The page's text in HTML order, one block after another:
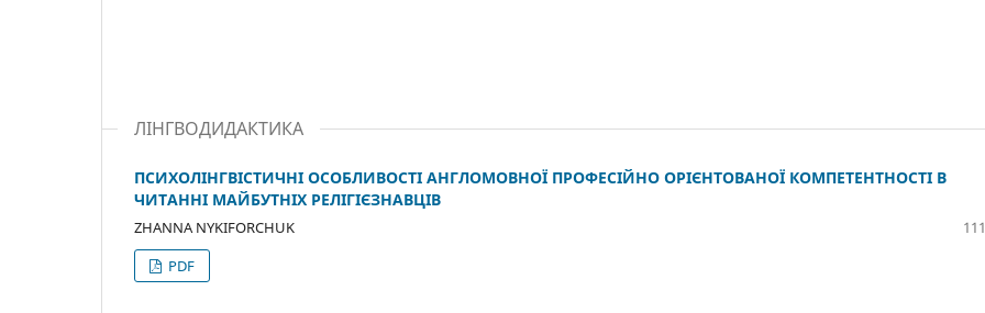
ЛІНГВОДИДАКТИКА
ПСИХОЛІНГВІСТИЧНІ ОСОБЛИВОСТІ АНГЛОМОВНОЇ ПРОФЕСІЙНО ОРІЄНТОВАНОЇ КОМПЕТЕНТНОСТІ В
ЧИТАННІ МАЙБУТНІХ РЕЛІГІЄЗНАВЦІВ
ZHANNA NYKIFORCHUK
PDF